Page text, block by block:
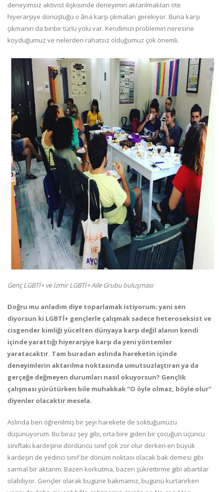
deneyimsiz aktivist ilişkisinde deneyimin aktarılmaktan öte
hiyerarşiye dönüştüğü o âna karşı çıkmaları gerekiyor. Buna karşı
çıkmanın da binbir türlü yolu var. Kendimizi problemin neresine
koyduğumuz ve nelerden rahatsız olduğumuz çok önemli.
Genç LGBTİ+ ve İzmir LGBTİ+ Aile Grubu buluşması
Doğru mu anladım diye toparlamak istiyorum; yani sen
diyorsun ki LGBTİ+ gençlerle çalışmak sadece heteroseksist ve
cisgender kimliği yücelten dünyaya karşı değil alanın kendi
içinde yarattığı hiyerarşiye karşı da yeni yöntemler
yaratacaktır. Tam buradan aslında hareketin içinde
deneyimlerin aktarılma noktasında umutsuzlaştıran ya da
gerçeğe değmeyen durumları nasıl okuyorsun? Gençlik
çalışması yürütürken bile muhakkak “O öyle olmaz, böyle olur”
diyenler olacaktır mesela.
Aslında ben öğrenilmiş bir şeyi harekete de soktuğumuzu
düşünüyorum. Bu biraz şey gibi, orta bire giden bir çocuğun üçüncü
sınıftaki kardeşine dördüncü sınıf çok zor olur derken en büyük
kardeşin de yedinci sınıf bir dönüm noktası olacak bak demesi gibi
sarmal bir aktarım. Bazen korkutma, bazen şükrettirme gibi abartılar
olabiliyor. Gençler olarak bugüne bakmamız, bugünü kurtarırken